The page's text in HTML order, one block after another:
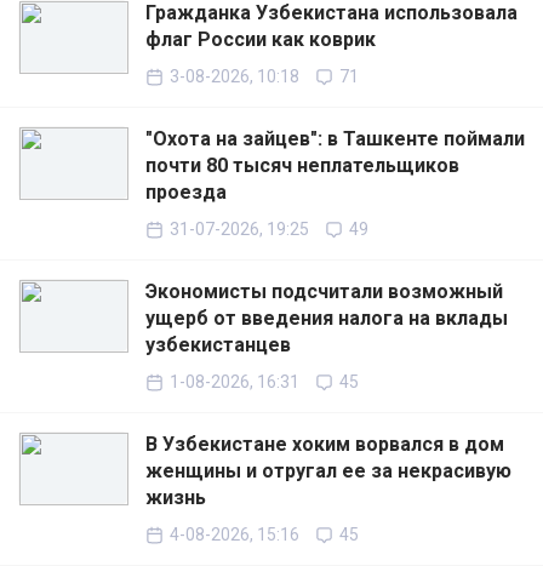
Гражданка Узбекистана использовала
флаг России как коврик
3-08-2026, 10:18 71
"Охота на зайцев": в Ташкенте поймали
почти 80 тысяч неплательщиков
проезда
31-07-2026, 19:25 49
Экономисты подсчитали возможный
ущерб от введения налога на вклады
узбекистанцев
1-08-2026, 16:31 45
В Узбекистане хоким ворвался в дом
женщины и отругал ее за некрасивую
жизнь
4-08-2026, 15:16 45